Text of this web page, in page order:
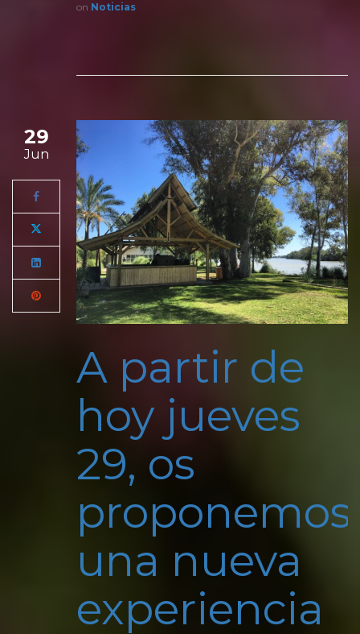
on Noticias
29
Jun
A partir de
hoy jueves
29, os
proponemos
una nueva
experiencia